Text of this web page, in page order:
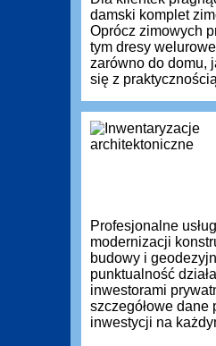
damski komplet
Oprócz zimowych
tym dresy
zarówno do domu,
się z
Profesjonalne
modernizacji
budowy i
punktualność
inwestorami
szczegółowe dane
inwestycji na